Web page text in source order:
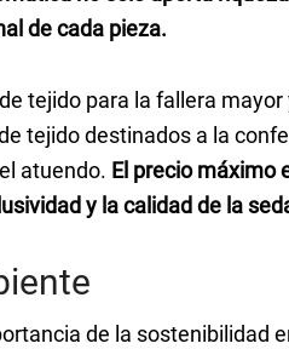
de cada pieza.
tejido para la fallera mayor
tejido destinados a la
atuendo. El precio máximo
y la calidad de la
de la sostenibilidad